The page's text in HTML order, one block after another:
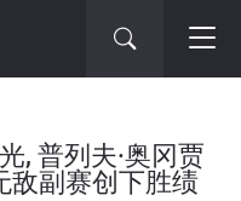
, 普列夫·奥冈贾
敌副赛创下胜绩